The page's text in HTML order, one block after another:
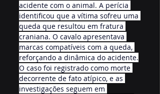
acidente com o animal. A perícia
identificou que a vítima sofreu uma
queda que resultou em fratura
craniana. O cavalo apresentava
marcas compatíveis com a queda,
reforçando a dinâmica do acidente.
O caso foi registrado como morte
decorrente de fato atípico, e as
investigações seguem em